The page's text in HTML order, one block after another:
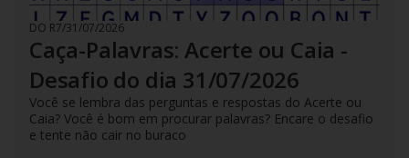
DO R7/31/07/2026
Caça-Palavras: Acerte ou Caia -
Desafio do dia 31/07/2026
Você se lembra das perguntas e respostas do Acerte ou
Caia? Você é bom em procurar palavras? Encare o desafio
e tente não cair no buraco